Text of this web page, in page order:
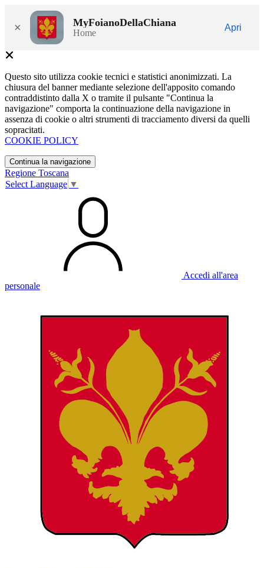
× MyFoianoDellaChiana
Home
Apri
Questo sito utilizza cookie tecnici e statistici anonimizzati. La
chiusura del banner mediante selezione dell'apposito comando
contraddistinto dalla X o tramite il pulsante "Continua la
navigazione" comporta la continuazione della navigazione in
assenza di cookie o altri strumenti di tracciamento diversi da quelli
sopracitati.
COOKIE POLICY
Continua la navigazione
Regione Toscana
Select Language ▼
Accedi all'area
personale